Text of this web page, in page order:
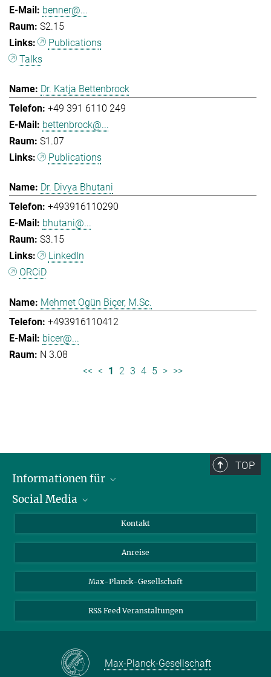
benner@...
S2.15
Publications
Talks
Dr. Katja Bettenbrock
+49 391 6110 249
bettenbrock@...
S1.07
Publications
Dr. Divya Bhutani
+493916110290
bhutani@...
S3.15
LinkedIn
ORCiD
Mehmet Ogün Biçer, M.Sc.
+493916110412
bicer@...
N 3.08
<< < 1 2 3 4 5 > >>
TOP
Informationen für
Wissenschaftlerinnen und Wissenschaftler
Bewerberinnen und Bewerber
Medienvertreter
Schülerinnen und Schüler
Social Media
YouTube
Mastodon
Kontakt
Anreise
Max-Planck-Gesellschaft
RSS Feed Veranstaltungen
Max-Planck-Gesellschaft